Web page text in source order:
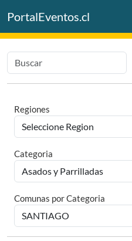
PortalEventos.cl
Regiones
Categoria
Comunas por Categoria